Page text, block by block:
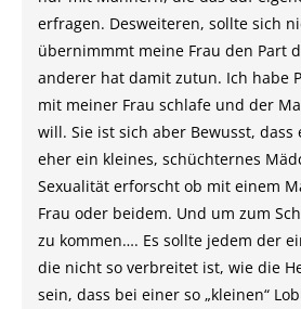
erfragen. Desweiteren, sollte sich
übernimmmt meine Frau den Part
anderer hat damit zutun. Ich habe
mit meiner Frau schlafe und der
will. Sie ist sich aber Bewusst, dass
eher ein kleines, schüchternes
Sexualität erforscht ob mit einem
Frau oder beidem. Und um zum
zu kommen…. Es sollte jedem der
die nicht so verbreitet ist, wie die
sein, dass bei einer so „kleinen“